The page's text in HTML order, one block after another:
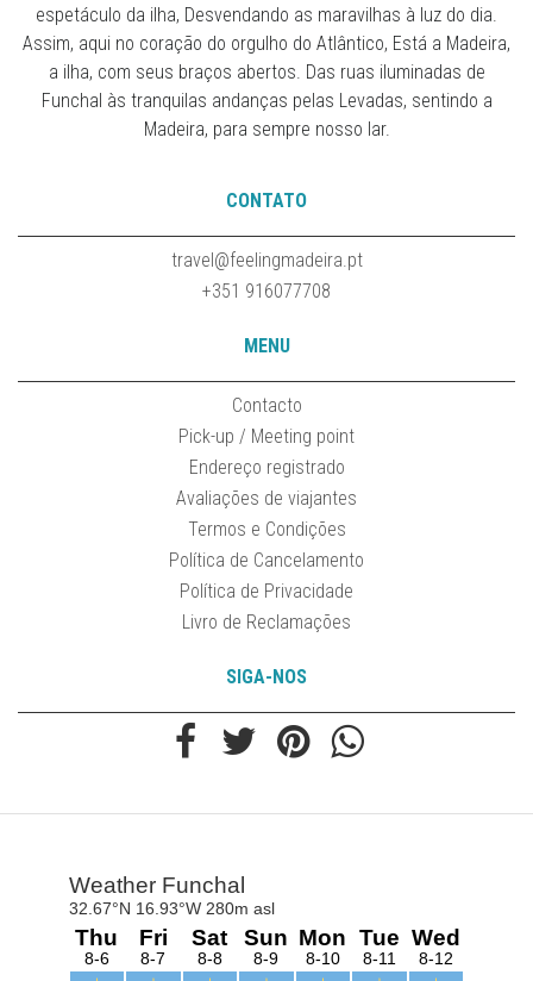
espetáculo da ilha, Desvendando as maravilhas à luz do dia.
Assim, aqui no coração do orgulho do Atlântico, Está a Madeira,
a ilha, com seus braços abertos. Das ruas iluminadas de
Funchal às tranquilas andanças pelas Levadas, sentindo a
Madeira, para sempre nosso lar.
CONTATO
travel@feelingmadeira.pt
+351 916077708
MENU
Contacto
Pick-up / Meeting point
Endereço registrado
Avaliações de viajantes
Termos e Condições
Política de Cancelamento
Política de Privacidade
Livro de Reclamações
SIGA-NOS